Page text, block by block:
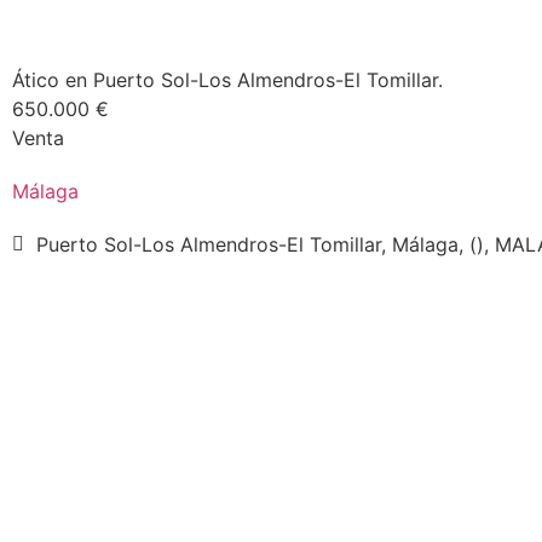
Ático en Puerto Sol-Los Almendros-El Tomillar.
650.000 €
Venta
Málaga
Puerto Sol-Los Almendros-El Tomillar, Málaga, (),